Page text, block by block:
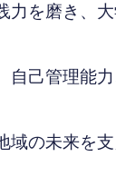
力を磨き、
自己管理能
域の未来を